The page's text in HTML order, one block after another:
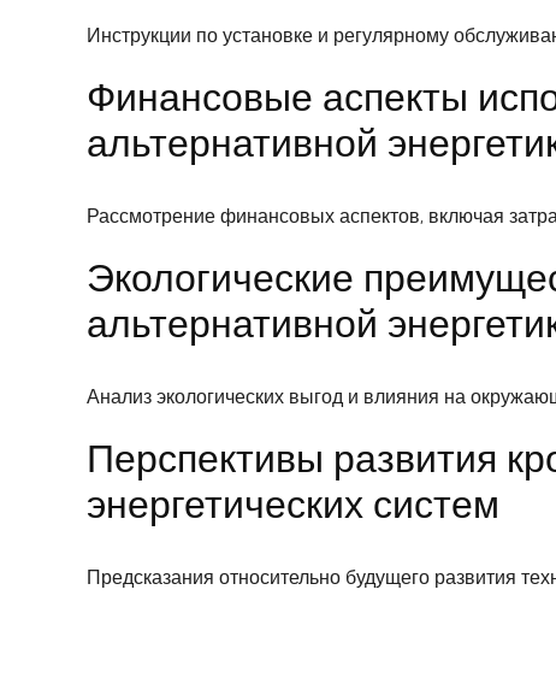
Инструкции по установке и регулярному
Финансовые аспекты
альтернативной
Рассмотрение финансовых аспектов, включая
Экологические
альтернативной
Анализ экологических выгод и влияния на
Перспективы развития
энергетических систем
Предсказания относительно будущего развития